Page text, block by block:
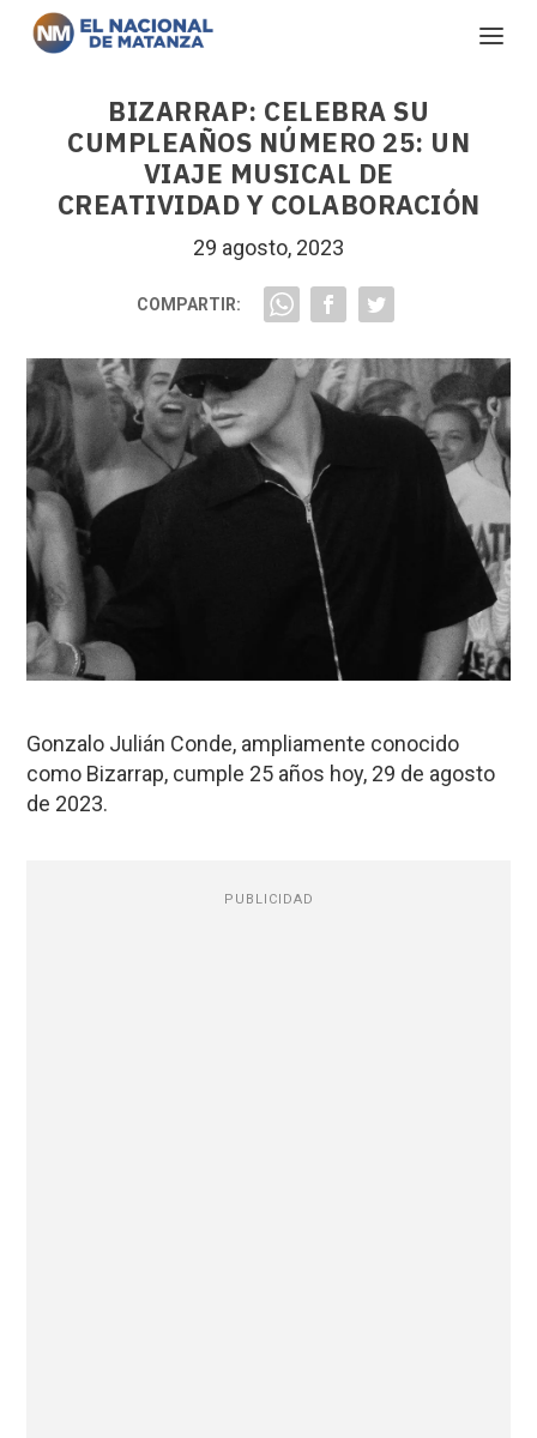
BIZARRAP: CELEBRA SU
CUMPLEAÑOS NÚMERO 25: UN
VIAJE MUSICAL DE
CREATIVIDAD Y COLABORACIÓN
29 agosto, 2023
COMPARTIR:
Gonzalo Julián Conde, ampliamente conocido
como Bizarrap, cumple 25 años hoy, 29 de agosto
de 2023.
PUBLICIDAD